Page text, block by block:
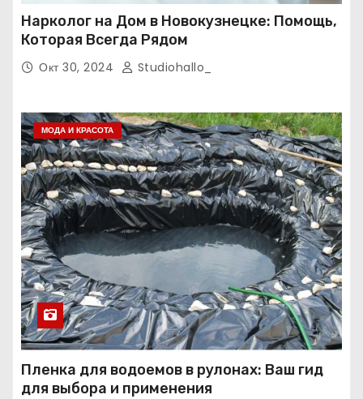
Нарколог на Дом в Новокузнецке: Помощь,
Которая Всегда Рядом
Окт 30, 2024 Studiohallo_
МОДА И КРАСОТА
Пленка для водоемов в рулонах: Ваш гид
для выбора и применения